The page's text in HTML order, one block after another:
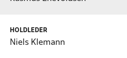
HOLDLEDER
Niels Klemann